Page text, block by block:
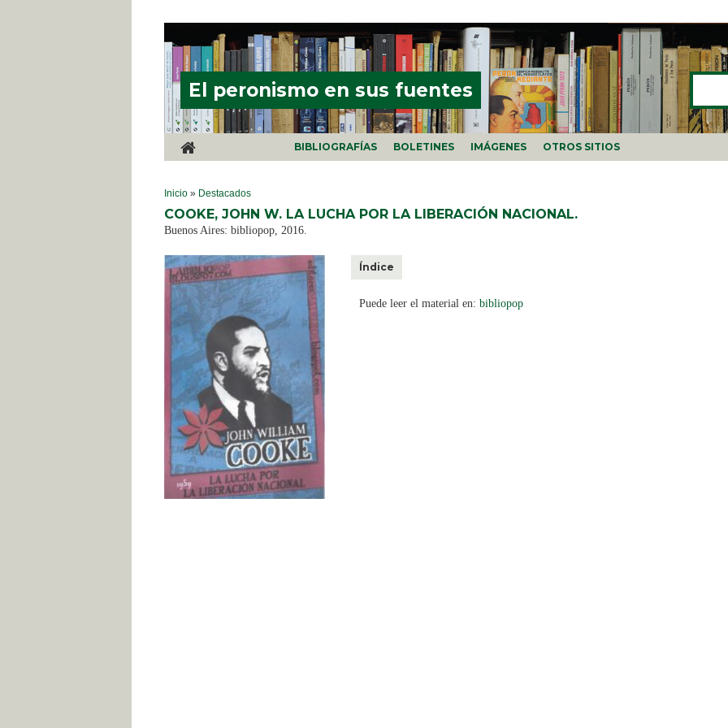
El peronismo en sus fuentes
Buscar
BIBLIOGRAFÍAS BOLETINES IMÁGENES OTROS SITIOS
SE ENCUENTRA USTED AQUÍ
Inicio » Destacados
COOKE, JOHN W. LA LUCHA POR LA LIBERACIÓN NACIONAL.
Buenos Aires: bibliopop, 2016.
Índice
Puede leer el material en: bibliopop